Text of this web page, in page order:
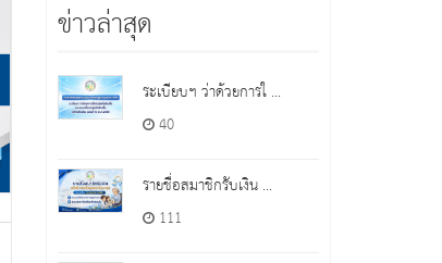
ข่าวล่าสุด
ระเบียบฯ ว่าด้วยการใ ...
40
รายชื่อสมาชิกรับเงิน ...
111